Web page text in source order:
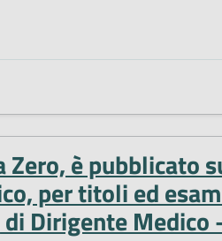
è pubblicato
per titoli ed
Dirigente